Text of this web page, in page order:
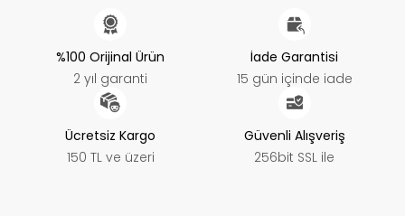
%100 Orijinal Ürün
2 yıl garanti
İade Garantisi
15 gün içinde iade
Ücretsiz Kargo
150 TL ve üzeri
Güvenli Alışveriş
256bit SSL ile